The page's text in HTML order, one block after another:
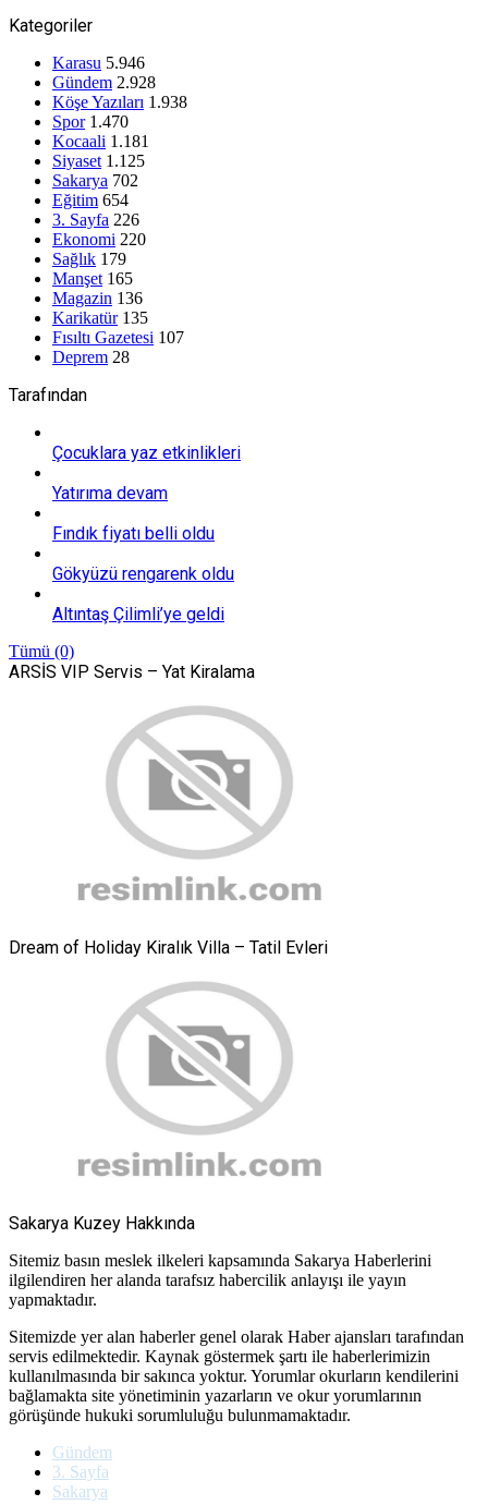
Kategoriler
Karasu 5.946
Gündem 2.928
Köşe Yazıları 1.938
Spor 1.470
Kocaali 1.181
Siyaset 1.125
Sakarya 702
Eğitim 654
3. Sayfa 226
Ekonomi 220
Sağlık 179
Manşet 165
Magazin 136
Karikatür 135
Fısıltı Gazetesi 107
Deprem 28
Tarafından
Çocuklara yaz etkinlikleri
Yatırıma devam
Fındık fiyatı belli oldu
Gökyüzü rengarenk oldu
Altıntaş Çilimli’ye geldi
Tümü (0)
ARSİS VIP Servis – Yat Kiralama
Dream of Holiday Kiralık Villa – Tatil Evleri
Sakarya Kuzey Hakkında
Sitemiz basın meslek ilkeleri kapsamında Sakarya Haberlerini
ilgilendiren her alanda tarafsız habercilik anlayışı ile yayın
yapmaktadır.
Sitemizde yer alan haberler genel olarak Haber ajansları tarafından
servis edilmektedir. Kaynak göstermek şartı ile haberlerimizin
kullanılmasında bir sakınca yoktur. Yorumlar okurların kendilerini
bağlamakta site yönetiminin yazarların ve okur yorumlarının
görüşünde hukuki sorumluluğu bulunmamaktadır.
Gündem
3. Sayfa
Sakarya